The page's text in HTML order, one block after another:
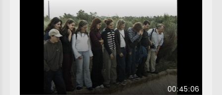
00:45:06